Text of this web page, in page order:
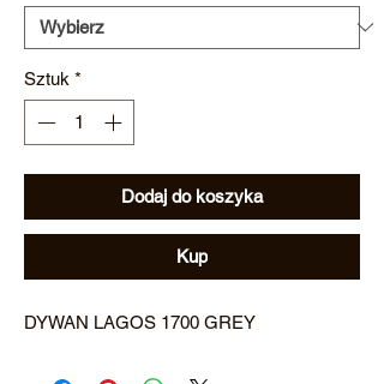
Sztuk *
Dodaj do koszyka
Kup
DYWAN LAGOS 1700 GREY